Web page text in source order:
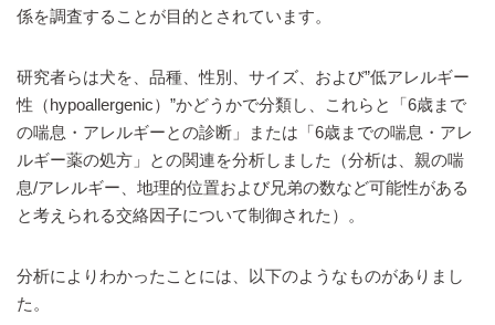
係を調査することが目的とされています。
研究者らは犬を、品種、性別、サイズ、および”低アレルギー
性（hypoallergenic）”かどうかで分類し、これらと「6歳まで
の喘息・アレルギーとの診断」または「6歳までの喘息・アレ
ルギー薬の処方」との関連を分析しました（分析は、親の喘
息/アレルギー、地理的位置および兄弟の数など可能性がある
と考えられる交絡因子について制御された）。
分析によりわかったことには、以下のようなものがありまし
た。